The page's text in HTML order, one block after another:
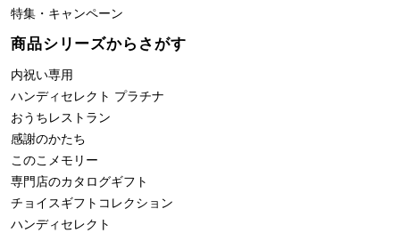
特集・キャンペーン
商品シリーズからさがす
内祝い専用
ハンディセレクト プラチナ
おうちレストラン
感謝のかたち
このこメモリー
専門店のカタログギフト
チョイスギフトコレクション
ハンディセレクト